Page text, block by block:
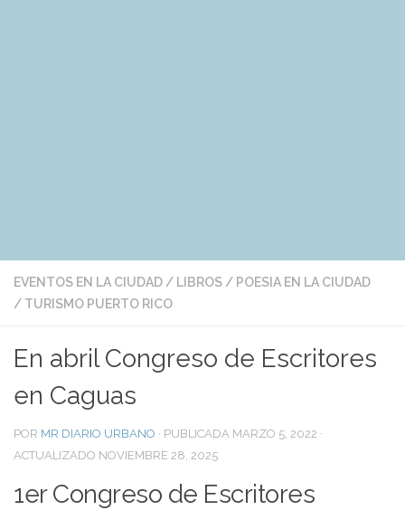
EVENTOS EN LA CIUDAD / LIBROS / POESIA EN LA CIUDAD
/ TURISMO PUERTO RICO
En abril Congreso de Escritores
en Caguas
POR MR DIARIO URBANO · PUBLICADA MARZO 5, 2022 ·
ACTUALIZADO NOVIEMBRE 28, 2025
1er Congreso de Escritores